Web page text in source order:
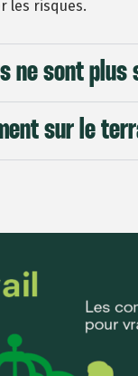
les risques.
ne sont
sur le